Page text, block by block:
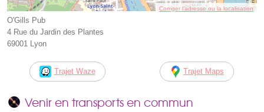
Corriger l’adresse ou la localisation
O'Gills Pub
4 Rue du Jardin des Plantes
69001 Lyon
Trajet Waze Trajet Maps
Venir en transports en commun